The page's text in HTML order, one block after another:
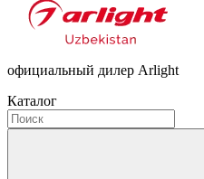
официальный дилер Arlight
Каталог